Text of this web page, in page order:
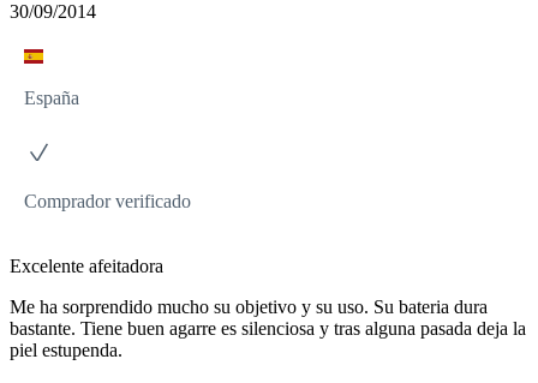
30/09/2014
España
Comprador verificado
Excelente afeitadora
Me ha sorprendido mucho su objetivo y su uso. Su bateria dura
bastante. Tiene buen agarre es silenciosa y tras alguna pasada deja la
piel estupenda.